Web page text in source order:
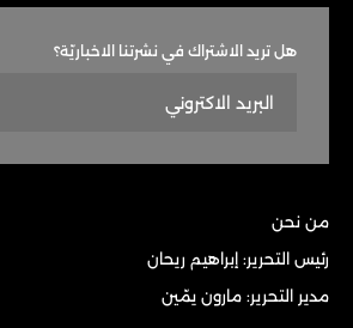
هل تريد الاشتراك في نشرتنا الاخباريّة؟
من نحن
رئيس التحرير: إبراهيم ريحان
مدير التحرير: مارون يمّين